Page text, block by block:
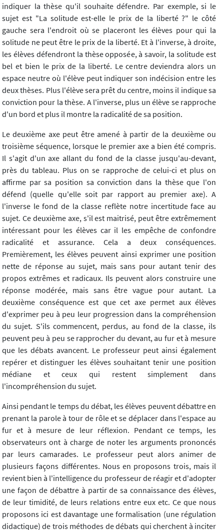
indiquer la thèse qu'il souhaite défendre. Par exemple, si le
sujet est "La solitude est-elle le prix de la liberté ?" le côté
gauche sera l'endroit où se placeront les élèves pour qui la
solitude ne peut être le prix de la liberté. Et à l'inverse, à droite,
les élèves défendront la thèse opposée, à savoir, la solitude est
bel et bien le prix de la liberté. Le centre deviendra alors un
espace neutre où l'élève peut indiquer son indécision entre les
deux thèses. Plus l'élève sera prêt du centre, moins il indique sa
conviction pour la thèse. A l'inverse, plus un élève se rapproche
d'un bord et plus il montre la radicalité de sa position.
Le deuxième axe peut être amené à partir de la deuxième ou
troisième séquence, lorsque le premier axe a bien été compris.
Il s'agit d'un axe allant du fond de la classe jusqu'au-devant,
près du tableau. Plus on se rapproche de celui-ci et plus on
affirme par sa position sa conviction dans la thèse que l'on
défend (quelle qu'elle soit par rapport au premier axe). A
l'inverse le fond de la classe reflète notre incertitude face au
sujet. Ce deuxième axe, s'il est maitrisé, peut être extrêmement
intéressant pour les élèves car il les empêche de confondre
radicalité et assurance. Cela a deux conséquences.
Premièrement, les élèves peuvent ainsi exprimer une position
nette de réponse au sujet, mais sans pour autant tenir des
propos extrêmes et radicaux. Ils peuvent alors construire une
réponse modérée, mais sans être vague pour autant. La
deuxième conséquence est que cet axe permet aux élèves
d'exprimer peu à peu leur progression dans la compréhension
du sujet. S'ils commencent, perdus, au fond de la classe, ils
peuvent peu à peu se rapprocher du devant, au fur et à mesure
que les débats avancent. Le professeur peut ainsi également
repérer et distinguer les élèves souhaitant tenir une position
médiane et ceux qui restent simplement dans
l'incompréhension du sujet.
Ainsi pendant le temps du débat, les élèves peuvent débattre en
prenant la parole à tour de rôle et se déplacer dans l'espace au
fur et à mesure de leur réflexion. Pendant ce temps, les
observateurs ont à charge de noter les arguments prononcés
par leurs camarades. Le professeur peut alors animer de
plusieurs façons différentes. Nous en proposons trois, mais il
revient bien à l'intelligence du professeur de réagir et d'adopter
une façon de débattre à partir de sa connaissance des élèves,
de leur timidité, de leurs relations entre eux etc. Ce que nous
proposons ici est davantage une formalisation (une régulation
didactique) de trois méthodes de débats qui cherchent à inciter